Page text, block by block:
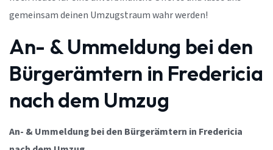
gemeinsam deinen Umzugstraum wahr werden!
An- & Ummeldung bei den
Bürgerämtern in Fredericia
nach dem Umzug
An- & Ummeldung bei den Bürgerämtern in Fredericia